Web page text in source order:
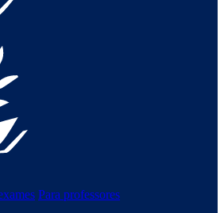
Para professores